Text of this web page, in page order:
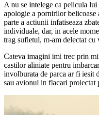
A nu se intelege ca pelicula
apologie a pornirilor
parte a actiunii infatiseaza
individuale, dar, in acele
trag sufletul, m-am delectat
Cateva imagini imi trec prin
castilor aliniate pentru
involburata de parca ar fi iesit
sau avionul in flacari proiectat